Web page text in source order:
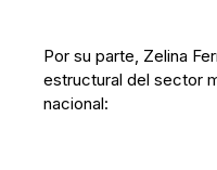
Por su parte, Zelina
estructural del sector
nacional: